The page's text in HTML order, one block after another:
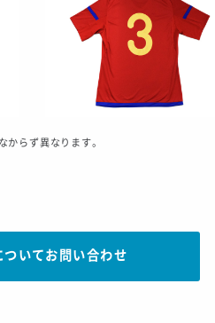
らず異なります。
ついてお問い合わせ